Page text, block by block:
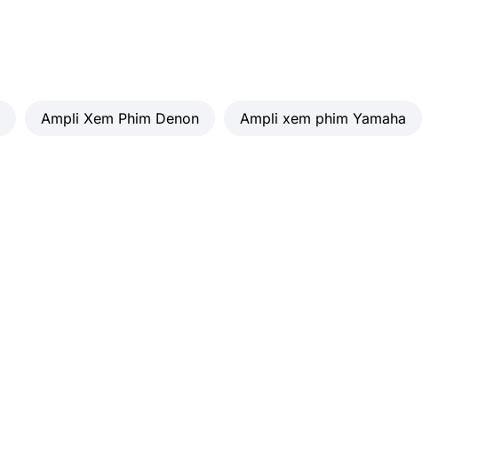
Ampli Xem Phim Denon Ampli xem phim Yamaha